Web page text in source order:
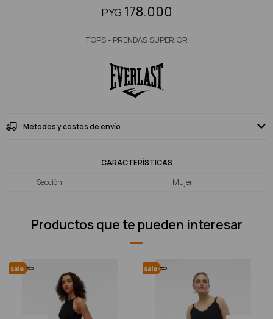
PYG 178.000
TOPS - PRENDAS SUPERIOR
Métodos y costos de envío
CARACTERÍSTICAS
Sección
Mujer
Productos que te pueden interesar